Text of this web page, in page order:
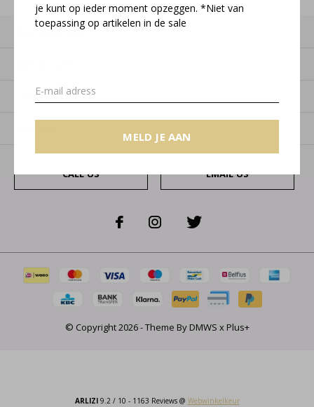
je kunt op ieder moment opzeggen. *Niet van
toepassing op artikelen in de sale
MELD JE AAN
Klantenservice
Categorieën
CALL US EMAIL US
© Copyright2026- Theme ByDMWS xPlus+
ARLIZI9.2/ 10 - 1163 Reviews @ Webwinkelkeur